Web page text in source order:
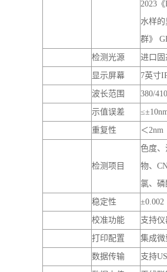
＜2nm
检测项目
色度、
物、
氯、
稳定性 ±0.002
校准功能 支持仪
打印配置 集成微
支持
数据上传 无线
7.4V/
续航能力 待机时
数据存储 存储容
仪器尺寸
仪器重量 3.1kg